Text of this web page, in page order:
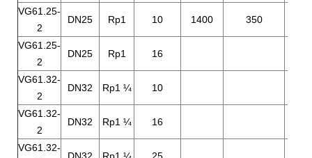
VG61.25-
2
DN25 Rp1 10 1400 350
VG61.25-
2
DN25 Rp1 16
VG61.32-
2
DN32 Rp1 ¼ 10
VG61.32-
2
DN32 Rp1 ¼ 16
VG61.32-